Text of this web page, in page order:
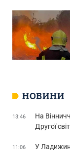
НОВИНИ
13:46
На
Другої
11:06
У